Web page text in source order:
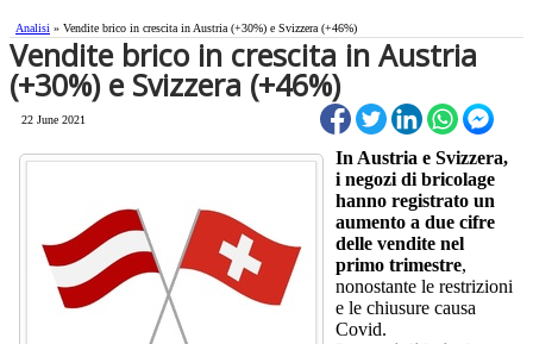
Analisi » Vendite brico in crescita in Austria (+30%) e Svizzera (+46%)
Vendite brico in crescita in Austria
(+30%) e Svizzera (+46%)
22 June 2021
In Austria e Svizzera,
i negozi di bricolage
hanno registrato un
aumento a due cifre
delle vendite nel
primo trimestre,
nonostante le restrizioni
e le chiusure causa
Covid.